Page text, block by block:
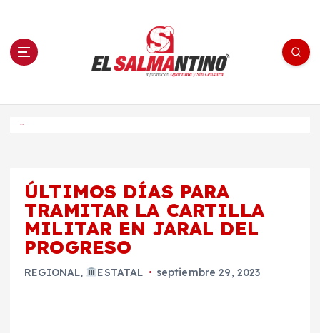
n El Salmantino - medios/noticias/editorial
ÚLTIMOS DÍAS PARA
TRAMITAR LA CARTILLA
MILITAR EN JARAL DEL
PROGRESO
REGIONAL, ESTATAL septiembre 29, 2023